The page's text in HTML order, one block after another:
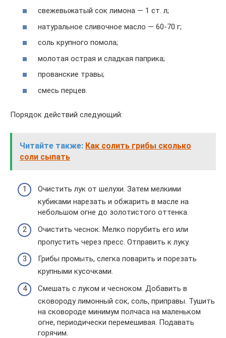
свежевыжатый сок лимона — 1 ст. л;
натуральное сливочное масло — 60-70 г;
соль крупного помола;
молотая острая и сладкая паприка;
прованские травы;
смесь перцев.
Порядок действий следующий:
Читайте также: Как солить грибы сколько
соли сыпать
Очистить лук от шелухи. Затем мелкими
кубиками нарезать и обжарить в масле на
небольшом огне до золотистого оттенка.
Очистить чеснок. Мелко порубить его или
пропустить через пресс. Отправить к луку.
Грибы промыть, слегка поварить и порезать
крупными кусочками.
Смешать с луком и чесноком. Добавить в
сковороду лимонный сок, соль, приправы. Тушить
на сковороде минимум полчаса на маленьком
огне, периодически перемешивая. Подавать
горячим.